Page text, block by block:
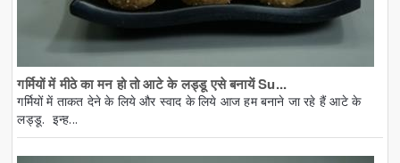
गर्मियों में मीठे का मन हो तो आटे के लड्डू एसे बनायें Su...
गर्मियों में ताकत देने के लिये और स्वाद के लिये आज हम बनाने जा रहे हैं आटे के
लड्डू. इन्ह...